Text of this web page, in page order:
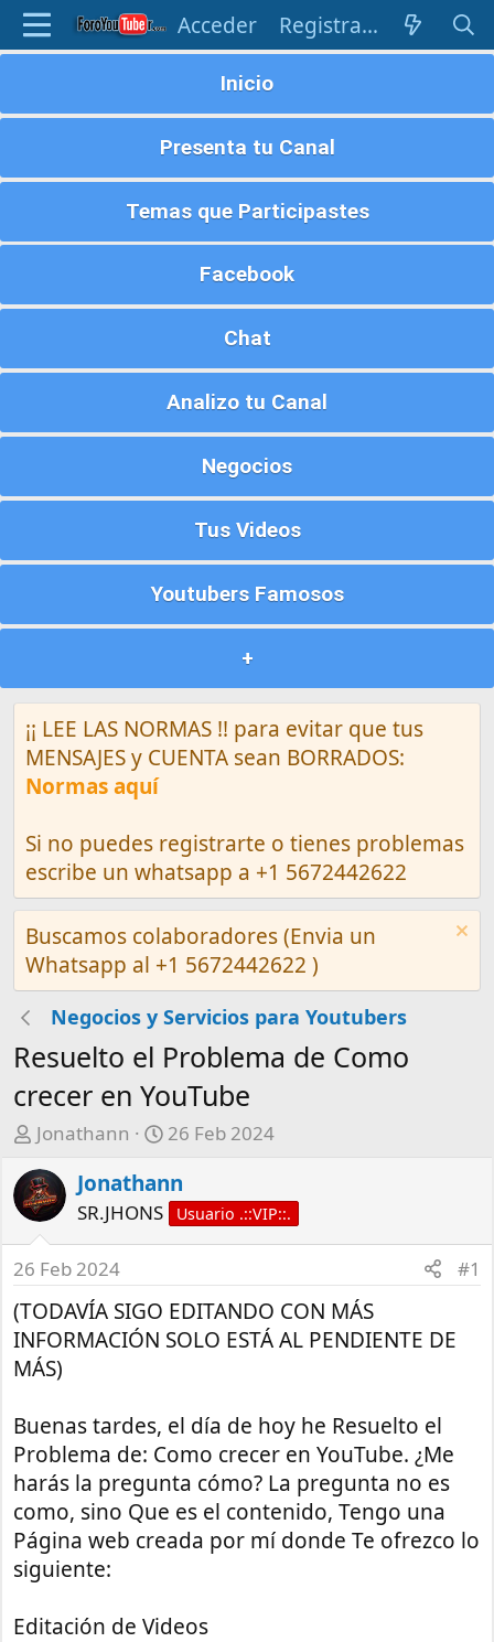
Acceder Registrarse
Inicio
Presenta tu Canal
Temas que Participastes
Facebook
Chat
Analizo tu Canal
Negocios
Tus Videos
Youtubers Famosos
+
¡¡ LEE LAS NORMAS !! para evitar que tus
MENSAJES y CUENTA sean BORRADOS:
Normas aquí
Si no puedes registrarte o tienes problemas
escribe un whatsapp a +1 5672442622
Buscamos colaboradores (Envia un
Whatsapp al +1 5672442622 )
Negocios y Servicios para Youtubers
Resuelto el Problema de Como
crecer en YouTube
A
t
o
r
Jonathann
F
c
h
a
e
i
n
o
26 Feb 2024
Jonathann
SR.JHONS Usuario .::VIP::.
26 Feb 2024 #1
(TODAVÍA SIGO EDITANDO CON MÁS
INFORMACIÓN SOLO ESTÁ AL PENDIENTE DE
MÁS)
Buenas tardes, el día de hoy he Resuelto el
Problema de: Como crecer en YouTube. ¿Me
harás la pregunta cómo? La pregunta no es
como, sino Que es el contenido, Tengo una
Página web creada por mí donde Te ofrezco lo
siguiente:
Editación de Videos